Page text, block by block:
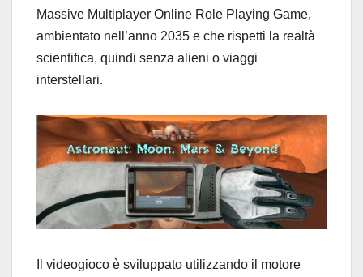
Massive Multiplayer Online Role Playing Game,
ambientato nell’anno 2035 e che rispetti la realtà
scientifica, quindi senza alieni o viaggi
interstellari.
Il videogioco è sviluppato utilizzando il motore